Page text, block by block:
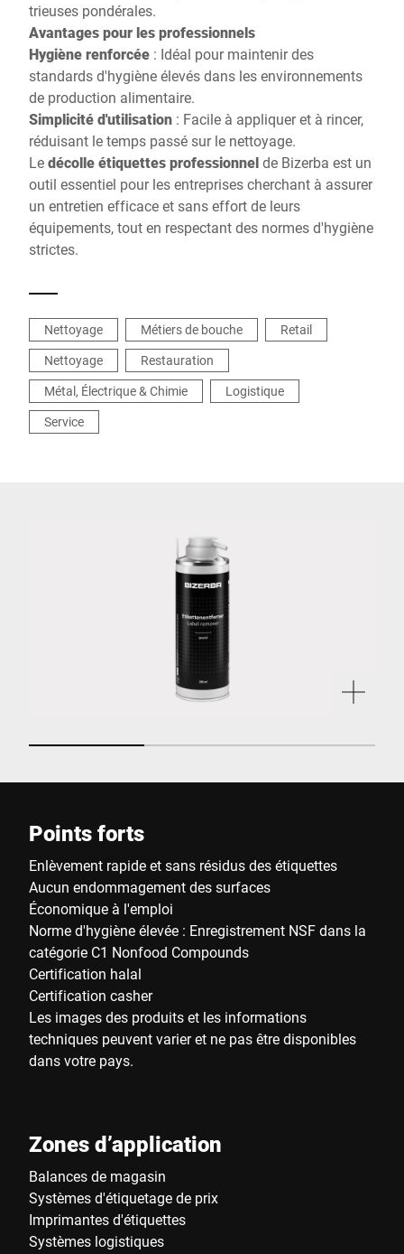
trieuses pondérales.
Avantages pour les professionnels
Hygiène renforcée : Idéal pour maintenir des
standards d'hygiène élevés dans les environnements
de production alimentaire.
Simplicité d'utilisation : Facile à appliquer et à rincer,
réduisant le temps passé sur le nettoyage.
Ledécolle étiquettes professionnelde Bizerba est un
outil essentiel pour les entreprises cherchant à assurer
un entretien efficace et sans effort de leurs
équipements, tout en respectant des normes d'hygiène
strictes.
Nettoyage Métiers de bouche
Retail
Nettoyage
Restauration
Métal, Électrique & Chimie
Logistique
Service
Points forts
Enlèvement rapide et sans résidus des étiquettes
Aucun endommagement des surfaces
Économique à l'emploi
Norme d'hygiène élevée : Enregistrement NSF dans la
catégorie C1 Nonfood Compounds
Certification halal
Certification casher
Les images des produits et les informations
techniques peuvent varier et ne pas être disponibles
dans votre pays.
Zones d’application
Balances de magasin
Systèmes d'étiquetage de prix
Imprimantes d'étiquettes
Systèmes logistiques